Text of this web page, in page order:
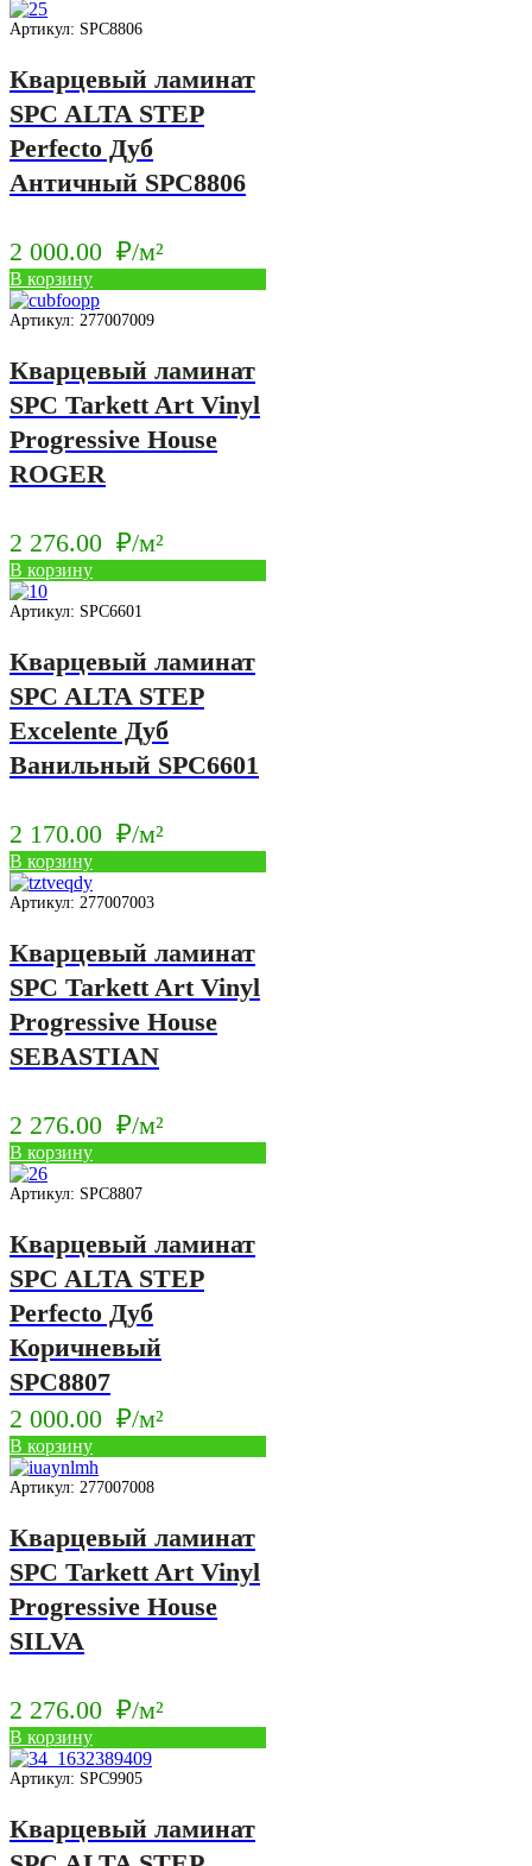
Артикул: SPC8806
Кварцевый ламинат
SPC ALTA STEP
Perfecto Дуб
Античный SPC8806
2 000.00 ₽/м²
В корзину
Артикул: 277007009
Кварцевый ламинат
SPC Tarkett Art Vinyl
Progressive House
ROGER
2 276.00 ₽/м²
В корзину
Артикул: SPC6601
Кварцевый ламинат
SPC ALTA STEP
Excelente Дуб
Ванильный SPC6601
2 170.00 ₽/м²
В корзину
Артикул: 277007003
Кварцевый ламинат
SPC Tarkett Art Vinyl
Progressive House
SEBASTIAN
2 276.00 ₽/м²
В корзину
Артикул: SPC8807
Кварцевый ламинат
SPC ALTA STEP
Perfecto Дуб
Коричневый
SPC8807
2 000.00 ₽/м²
В корзину
Артикул: 277007008
Кварцевый ламинат
SPC Tarkett Art Vinyl
Progressive House
SILVA
2 276.00 ₽/м²
В корзину
Артикул: SPC9905
Кварцевый ламинат